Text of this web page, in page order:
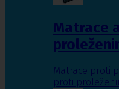
Matrace
Matrace proti
proti